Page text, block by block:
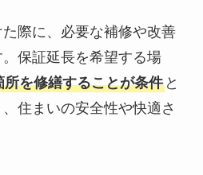
際に、必要な補修や改善
保証延長を希望する場
所を修繕することが条件と
住まいの安全性や快適さ